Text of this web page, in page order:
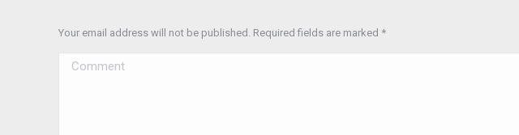
Your email address will not be published. Required fields are marked *
Comment